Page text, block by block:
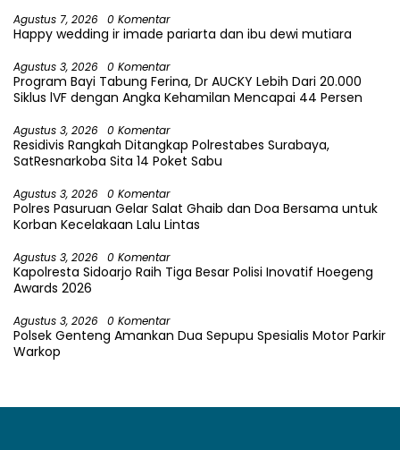
Agustus 7, 2026 0 Komentar
Happy wedding ir imade pariarta dan ibu dewi mutiara
Agustus 3, 2026 0 Komentar
Program Bayi Tabung Ferina, Dr AUCKY Lebih Dari 20.000
Siklus lVF dengan Angka Kehamilan Mencapai 44 Persen
Agustus 3, 2026 0 Komentar
Residivis Rangkah Ditangkap Polrestabes Surabaya,
SatResnarkoba Sita 14 Poket Sabu
Agustus 3, 2026 0 Komentar
Polres Pasuruan Gelar Salat Ghaib dan Doa Bersama untuk
Korban Kecelakaan Lalu Lintas
Agustus 3, 2026 0 Komentar
Kapolresta Sidoarjo Raih Tiga Besar Polisi Inovatif Hoegeng
Awards 2026
Agustus 3, 2026 0 Komentar
Polsek Genteng Amankan Dua Sepupu Spesialis Motor Parkir
Warkop